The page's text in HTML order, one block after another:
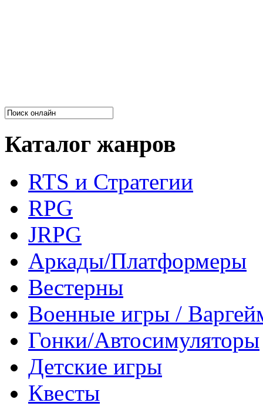
Каталог жанров
RTS и Стратегии
RPG
JRPG
Аркады/Платформеры
Вестерны
Военные игры /
Гонки/Автосимуляторы
Детские игры
Квесты